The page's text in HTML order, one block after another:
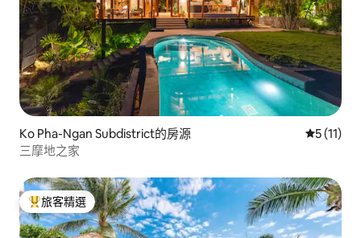
Ko Pha-Ngan Subdistrict的房源 從 11 則
5 (11)
三摩地之家
旅客精選榜首
旅客精選